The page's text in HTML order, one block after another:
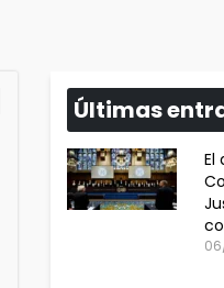
Últimas
El